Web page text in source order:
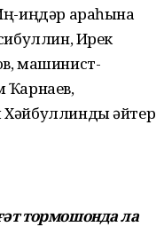
иңдәр араһына
Ирек
машинист-
Ҡарнаев,
әйтер
тормошонда ла